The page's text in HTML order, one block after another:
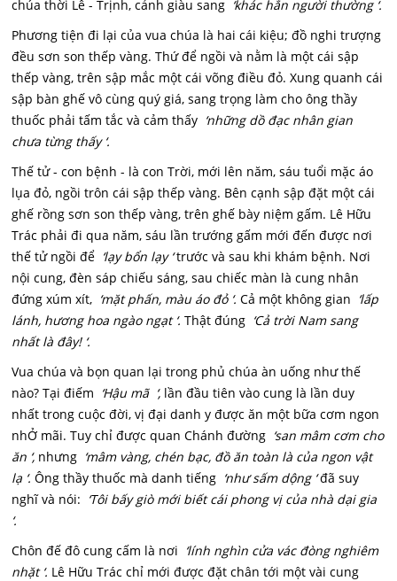
chúa thời Lê - Trịnh, cảnh giàu sang ‘khác hẳn người thường ‘.
Phương tiện đi lại của vua chúa là hai cái kiệu; đồ nghi trượng
đều sơn son thếp vàng. Thứ để ngồi và nằm là một cái sập
thếp vàng, trên sập mắc một cái võng điều đỏ. Xung quanh cái
sập bàn ghế vô cùng quý giá, sang trọng làm cho ông thầy
thuốc phải tấm tắc và cảm thấy ‘những dồ đạc nhân gian
chưa từng thấy ‘.
Thế tử - con bệnh - là con Trời, mới lên năm, sáu tuổi mặc áo
lụa đỏ, ngồi trôn cái sập thếp vàng. Bên cạnh sập đặt một cái
ghế rồng sơn son thếp vàng, trên ghế bày niệm gấm. Lê Hữu
Trác phải đi qua năm, sáu lần trướng gấm mới đến được nơi
thế tử ngồi để ‘lạy bổn lạy ‘trước và sau khi khám bệnh. Nơi
nội cung, đèn sáp chiếu sáng, sau chiếc màn là cung nhân
đứng xúm xít, ‘mặt phấn, màu áo đỏ ‘. Cả một không gian ‘lấp
lánh, hương hoa ngào ngạt ‘. Thật đúng ‘Cả trời Nam sang
nhất là đây! ‘.
Vua chúa và bọn quan lại trong phủ chúa àn uống như thế
nào? Tại điếm ‘Hậu mã ‘, lần đầu tiên vào cung là lần duy
nhất trong cuộc đời, vị đại danh y được ăn một bữa cơm ngon
nhỞ mãi. Tuy chỉ được quan Chánh đường ‘san mâm cơm cho
ăn ‘, nhưng ‘mâm vàng, chén bạc, đồ ăn toàn là của ngon vật
lạ ‘. Ông thầy thuốc mà danh tiếng ‘như sấm dộng ‘đã suy
nghĩ và nói: ‘Tôi bấy giò mới biết cái phong vị của nhà dại gia
‘.
Chôn đế đô cung cấm là nơi ‘lính nghìn cửa vác đòng nghiêm
nhặt ‘. Lê Hữu Trác chỉ mới được đặt chân tới một vài cung